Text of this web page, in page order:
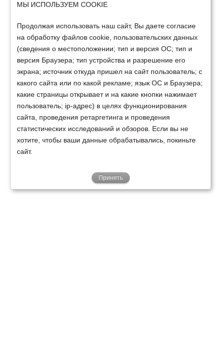
МЫ ИСПОЛЬЗУЕМ COOKIE
Продолжая использовать наш сайт, Вы даете согласие
на обработку файлов cookie, пользовательских данных
(сведения о местоположении; тип и версия ОС; тип и
версия Браузера; тип устройства и разрешение его
экрана; источник откуда пришел на сайт пользователь; с
какого сайта или по какой рекламе; язык ОС и Браузера;
какие страницы открывает и на какие кнопки нажимает
пользователь; ip-адрес) в целях функционирования
сайта, проведения ретаргетинга и проведения
статистических исследований и обзоров. Если вы не
хотите, чтобы ваши данные обрабатывались, покиньте
сайт.
Принять